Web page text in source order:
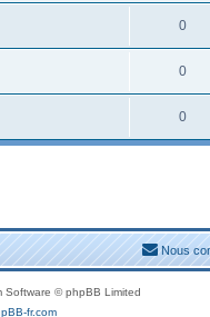
0
0
0
Nous
Software © phpBB Limited
fr.com